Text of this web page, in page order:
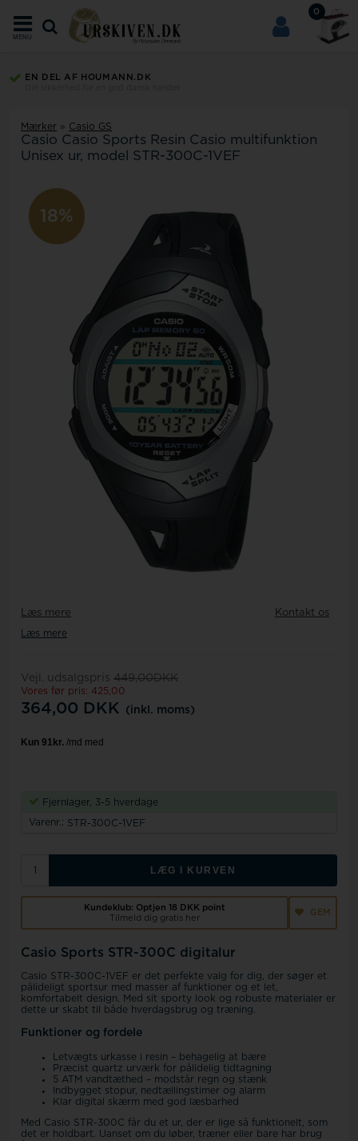
0
MENU
EN DEL AF HOUMANN.DK
Mærker » Casio GS
Casio Casio Sports Resin Casio multifunktion
Unisex ur, model STR-300C-1VEF
14%
18%
Læs mere Kontakt os
Læs mere
Vejl. udsalgspris 449,00DKK
Vores før pris: 425,00
364,00 DKK (inkl. moms)
Fjernlager, 3-5 hverdage
Varenr.: STR-300C-1VEF
LÆG I KURVEN
Kundeklub: Optjen 18 DKK point
Tilmeld dig gratis her
GEM
Casio Sports STR-300C digitalur
Casio STR-300C-1VEF er det perfekte valg for dig, der søger et
pålideligt sportsur med masser af funktioner og et let,
komfortabelt design. Med sit sporty look og robuste materialer er
dette ur skabt til både hverdagsbrug og træning.
Funktioner og fordele
Letvægts urkasse i resin – behagelig at bære
Præcist quartz urværk for pålidelig tidtagning
5 ATM vandtæthed – modstår regn og stænk
Indbygget stopur, nedtællingstimer og alarm
Klar digital skærm med god læsbarhed
Med Casio STR-300C får du et ur, der er lige så funktionelt, som
det er holdbart. Uanset om du løber, træner eller bare har brug